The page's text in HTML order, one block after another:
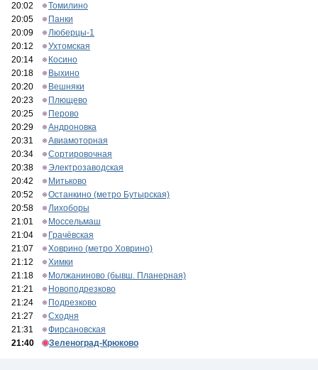
20:02
Томилино
20:05
Панки
20:09
Люберцы-1
20:12
Ухтомская
20:14
Косино
20:18
Выхино
20:20
Вешняки
20:23
Плющево
20:25
Перово
20:29
Андроновка
20:31
Авиамоторная
20:34
Сортировочная
20:38
Электрозаводская
20:42
Митьково
20:52
Останкино (метро Бутырская)
20:58
Лихоборы
21:01
Моссельмаш
21:04
Грачёвская
21:07
Ховрино (метро Ховрино)
21:12
Химки
21:18
Молжаниново (бывш. Планерная)
21:21
Новоподрезково
21:24
Подрезково
21:27
Сходня
21:31
Фирсановская
21:40
Зеленоград-Крюково